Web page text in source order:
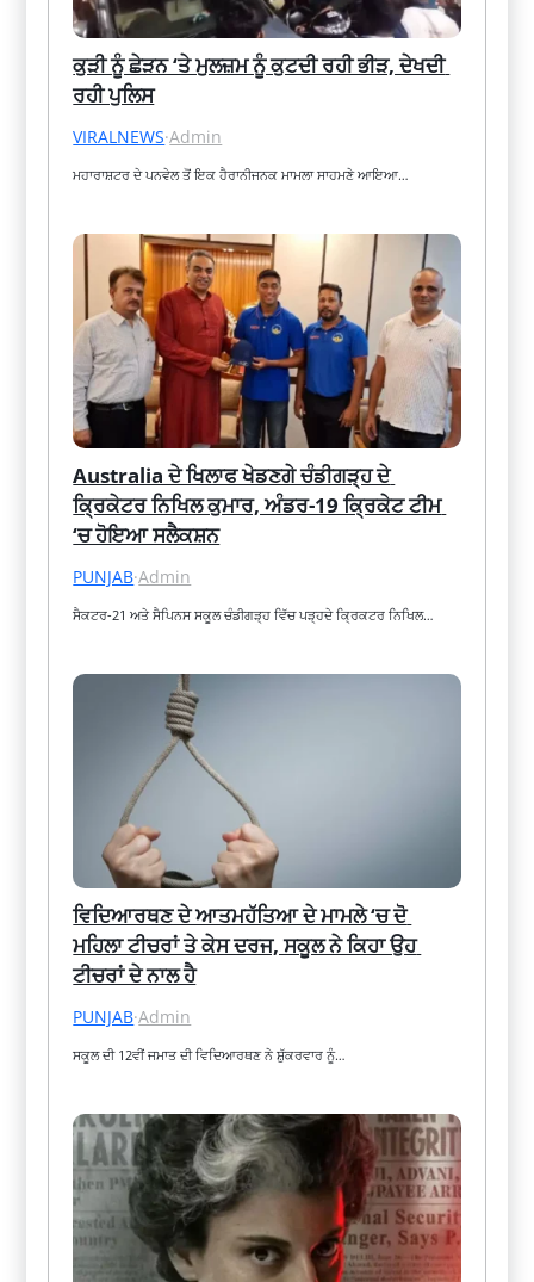
ਕੁੜੀ ਨੂੰ ਛੇੜਨ ‘ਤੇ ਮੁਲਜ਼ਮ ਨੂੰ ਕੁਟਦੀ ਰਹੀ ਭੀੜ, ਦੇਖਦੀ
ਰਹੀ ਪੁਲਿਸ
VIRALNEWS·Admin
ਮਹਾਰਾਸ਼ਟਰ ਦੇ ਪਨਵੇਲ ਤੋਂ ਇਕ ਹੈਰਾਨੀਜਨਕ ਮਾਮਲਾ ਸਾਹਮਣੇ ਆਇਆ…
Australia ਦੇ ਖਿਲਾਫ ਖੇਡਣਗੇ ਚੰਡੀਗੜ੍ਹ ਦੇ
ਕ੍ਰਿਕੇਟਰ ਨਿਖਿਲ ਕੁਮਾਰ, ਅੰਡਰ-19 ਕ੍ਰਿਕੇਟ ਟੀਮ
‘ਚ ਹੋਇਆ ਸਲੈਕਸ਼ਨ
PUNJAB·Admin
ਸੈਕਟਰ-21 ਅਤੇ ਸੈਪਿਨਸ ਸਕੂਲ ਚੰਡੀਗੜ੍ਹ ਵਿੱਚ ਪੜ੍ਹਦੇ ਕ੍ਰਿਕਟਰ ਨਿਖਿਲ…
ਵਿਦਿਆਰਥਣ ਦੇ ਆਤਮਹੱਤਿਆ ਦੇ ਮਾਮਲੇ ‘ਚ ਦੋ
ਮਹਿਲਾ ਟੀਚਰਾਂ ਤੇ ਕੇਸ ਦਰਜ, ਸਕੂਲ ਨੇ ਕਿਹਾ ਉਹ
ਟੀਚਰਾਂ ਦੇ ਨਾਲ ਹੈ
PUNJAB·Admin
ਸਕੂਲ ਦੀ 12ਵੀਂ ਜਮਾਤ ਦੀ ਵਿਦਿਆਰਥਣ ਨੇ ਸ਼ੁੱਕਰਵਾਰ ਨੂੰ…